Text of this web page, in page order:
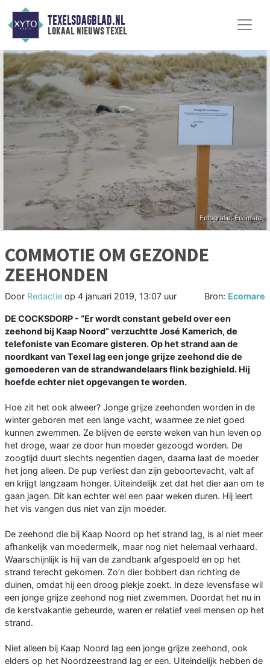
TEXELSDAGBLAD.NL
lokaal nieuws texel
COMMOTIE OM GEZONDE
ZEEHONDEN
Door Redactie op 4 januari 2019, 13:07 uur Bron: Ecomare
DE COCKSDORP - “Er wordt constant gebeld over een
zeehond bij Kaap Noord” verzuchtte José Kamerich, de
telefoniste van Ecomare gisteren. Op het strand aan de
noordkant van Texel lag een jonge grijze zeehond die de
gemoederen van de strandwandelaars flink bezighield. Hij
hoefde echter niet opgevangen te worden.
Hoe zit het ook alweer? Jonge grijze zeehonden worden in de
winter geboren met een lange vacht, waarmee ze niet goed
kunnen zwemmen. Ze blijven de eerste weken van hun leven op
het droge, waar ze door hun moeder gezoogd worden. De
zoogtijd duurt slechts negentien dagen, daarna laat de moeder
het jong alleen. De pup verliest dan zijn geboortevacht, valt af
en krijgt langzaam honger. Uiteindelijk zet dat het dier aan om te
gaan jagen. Dit kan echter wel een paar weken duren. Hij leert
het vis vangen dus niet van zijn moeder.
De zeehond die bij Kaap Noord op het strand lag, is al niet meer
afhankelijk van moedermelk, maar nog niet helemaal verhaard.
Waarschijnlijk is hij van de zandbank afgespoeld en op het
strand terecht gekomen. Zo’n dier bobbert dan richting de
duinen, omdat hij een droog plekje zoekt. In deze levensfase wil
een jonge grijze zeehond nog niet zwemmen. Doordat het nu in
de kerstvakantie gebeurde, waren er relatief veel mensen op het
strand.
Niet alleen bij Kaap Noord lag een jonge grijze zeehond, ook
elders op het Noordzeestrand lag er een. Uiteindelijk hebben de